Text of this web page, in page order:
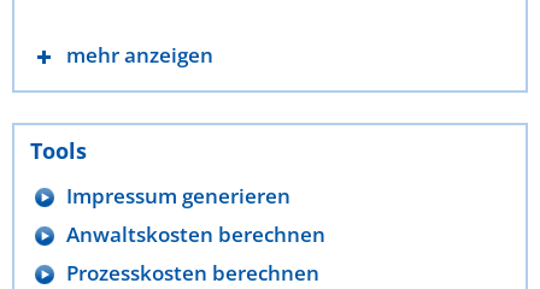
mehr anzeigen
Tools
Impressum generieren
Anwaltskosten berechnen
Prozesskosten berechnen